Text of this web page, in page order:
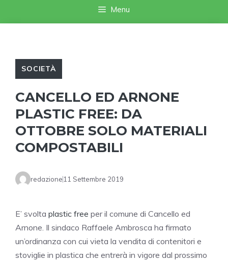
Menu
SOCIETÀ
CANCELLO ED ARNONE
PLASTIC FREE: DA
OTTOBRE SOLO MATERIALI
COMPOSTABILI
redazione 11 Settembre 2019
E’ svolta plastic free per il comune di Cancello ed
Arnone. Il sindaco Raffaele Ambrosca ha firmato
un’ordinanza con cui vieta la vendita di contenitori e
stoviglie in plastica che entrerà in vigore dal prossimo